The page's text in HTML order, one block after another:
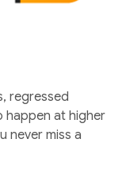
regressed
happen at higher
never miss a